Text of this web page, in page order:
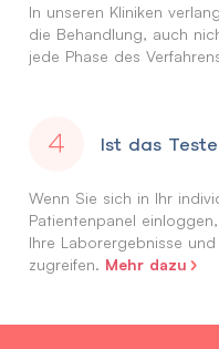
In unseren Kliniken
die Behandlung, auch
jede Phase des
Ist das
Wenn Sie sich in Ihr
Patientenpanel
Ihre Laborergebnisse
zugreifen. Mehr dazu